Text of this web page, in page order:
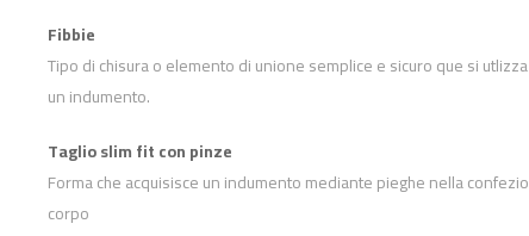
Fibbie
Tipo di chisura o elemento di unione semplice e sicuro que si
un indumento.
Taglio slim fit con pinze
Forma che acquisisce un indumento mediante pieghe nella
corpo